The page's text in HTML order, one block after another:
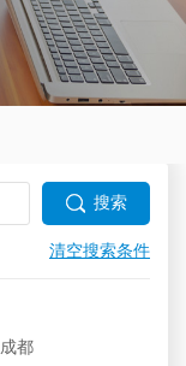
清空搜索条件
成都